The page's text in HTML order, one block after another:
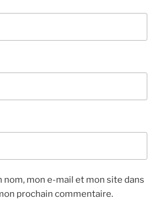
nom, mon e-mail et mon site dans
prochain commentaire.